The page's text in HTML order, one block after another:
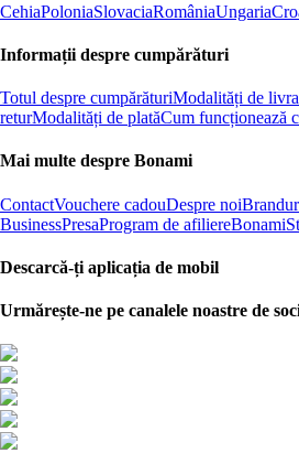
CehiaPoloniaSlovaciaRomâniaUngaria
Informații despre cumpărături
Totul despre cumpărăturiModalități de
returModalități de platăCum funcționează
Mai multe despre Bonami
ContactVouchere cadouDespre noi
BusinessPresaProgram de afiliere
Descarcă-ți aplicația de mobil
Urmărește-ne pe canalele noastre de